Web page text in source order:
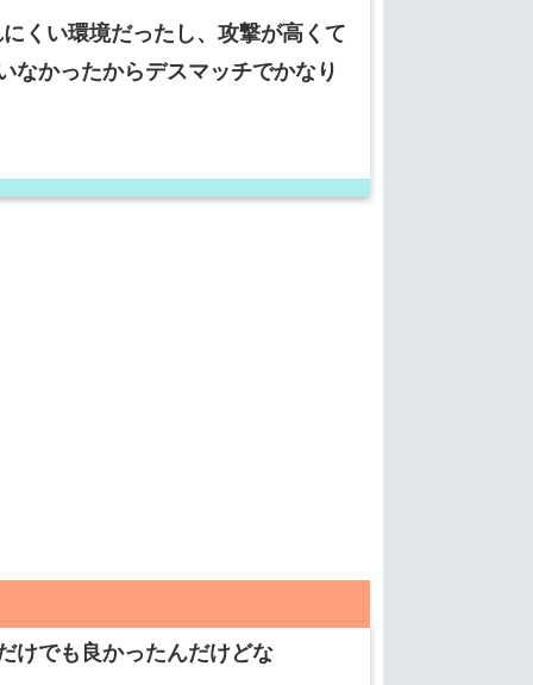
くい環境だったし、攻撃が高くて
なかったからデスマッチでかなり
けでも良かったんだけどな